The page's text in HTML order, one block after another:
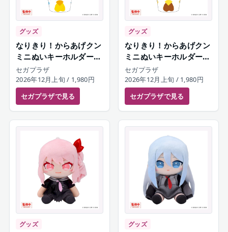
グッズ
なりきり！からあげクン
ミニぬいキーホルダー
朝比奈まふゆ
セガプラザ
2026年12月上旬 / 1,980円
セガプラザで見る
グッズ
なりきり！からあげクン
ミニぬいキーホルダー
東雲絵名
セガプラザ
2026年12月上旬 / 1,980円
セガプラザで見る
グッズ グッズ